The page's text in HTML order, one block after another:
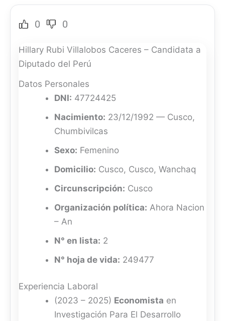
0 0
Hillary Rubi Villalobos Caceres – Candidata a
Diputado del Perú
Datos Personales
DNI: 47724425
Nacimiento: 23/12/1992 — Cusco,
Chumbivilcas
Sexo: Femenino
Domicilio: Cusco, Cusco, Wanchaq
Circunscripción: Cusco
Organización política: Ahora Nacion
– An
N° en lista: 2
N° hoja de vida: 249477
Experiencia Laboral
(2023 – 2025) Economista en
Investigación Para El Desarrollo